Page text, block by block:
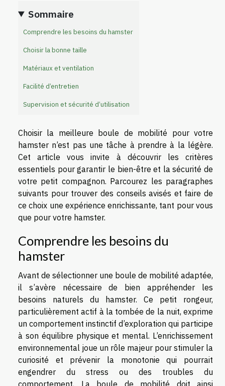
Sommaire
Comprendre les besoins du hamster
Choisir la bonne taille
Matériaux et ventilation
Facilité d’entretien
Supervision et sécurité d’utilisation
Choisir la meilleure boule de mobilité pour votre
hamster n’est pas une tâche à prendre à la légère.
Cet article vous invite à découvrir les critères
essentiels pour garantir le bien-être et la sécurité de
votre petit compagnon. Parcourez les paragraphes
suivants pour trouver des conseils avisés et faire de
ce choix une expérience enrichissante, tant pour vous
que pour votre hamster.
Comprendre les besoins du
hamster
Avant de sélectionner une boule de mobilité adaptée,
il s’avère nécessaire de bien appréhender les
besoins naturels du hamster. Ce petit rongeur,
particulièrement actif à la tombée de la nuit, exprime
un comportement instinctif d’exploration qui participe
à son équilibre physique et mental. L’enrichissement
environnemental joue un rôle majeur pour stimuler la
curiosité et prévenir la monotonie qui pourrait
engendrer du stress ou des troubles du
comportement. La boule de mobilité doit ainsi